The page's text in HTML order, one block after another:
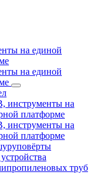
на единой
на единой
инструменты на
платформе
инструменты на
платформе
труб